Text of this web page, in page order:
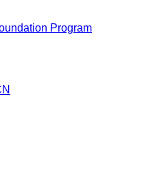
Program